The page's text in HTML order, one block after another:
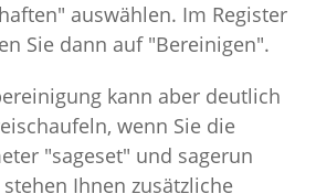
auswählen. Im Register
Sie dann auf "Bereinigen".
kann aber deutlich
wenn Sie die
"sageset" und sagerun
Ihnen zusätzliche